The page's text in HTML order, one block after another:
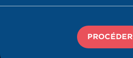
PROCÉDER